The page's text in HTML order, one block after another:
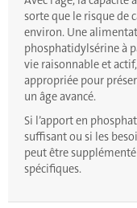
sorte que le risque de
environ. Une
phosphatidylsérine à
vie raisonnable et
appropriée pour
un âge avancé.
Si l’apport en
suffisant ou si les
peut être
spécifiques.